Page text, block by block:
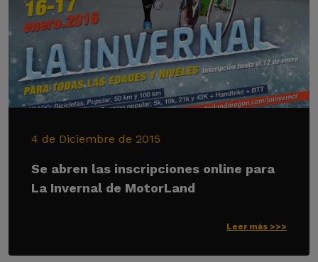
4 de Diciembre de 2015
Se abren las inscripciones online para
La Invernal de MotorLand
Leer más >>>